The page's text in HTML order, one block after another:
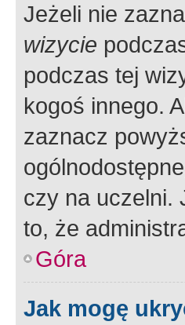
Jeżeli nie
wizycie
podczas tej
kogoś innego.
zaznacz
czy na uczelni.
to, że
Góra
Jak mogę